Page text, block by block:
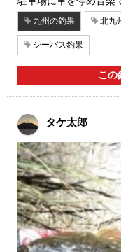
九州の釣果 北九
シーバス釣果
この
タケ太郎